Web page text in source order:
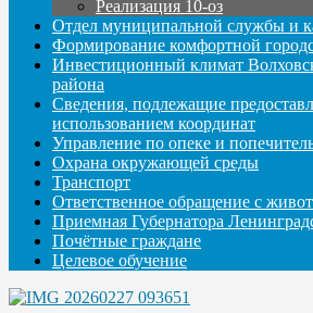
Реализация 10-оз
Отдел муниципальной службы и
Формирование комфортной
Инвестиционный климат
района
Сведения, подлежащие
использованием координат
Управление по опеке и
Охрана окружающей среды
Транспорт
Ответственное обращение с
Приемная Губернатора
Почётные граждане
Целевое обучение